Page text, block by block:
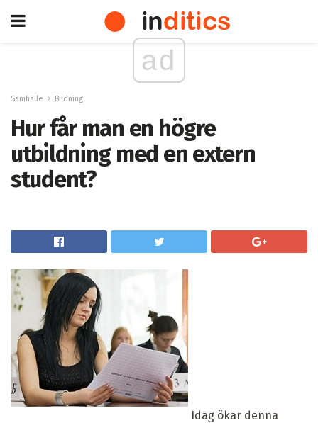
ad
Samhälle Bildning
Hur får man en högre
utbildning med en extern
student?
Idag ökar denna